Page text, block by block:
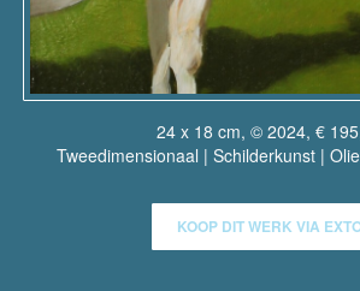
24 x 18 cm, © 2024, €
Tweedimensionaal | Schilderkunst |
KOOP DIT WERK VIA